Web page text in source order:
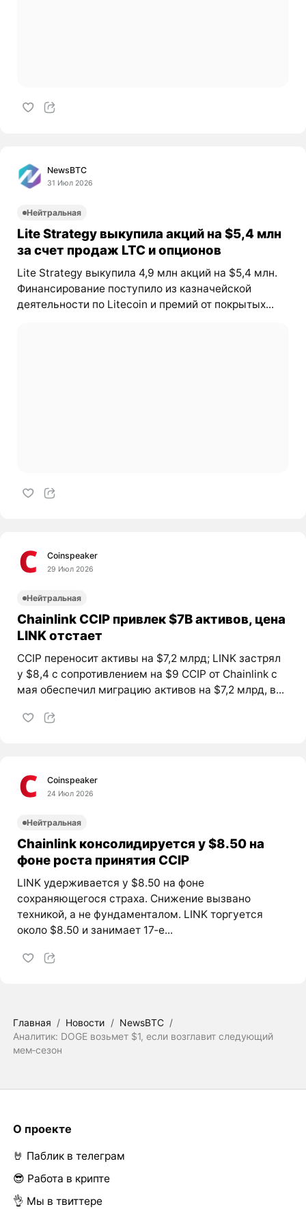
NewsBTC
31 Июл 2026
Нейтральная
Lite Strategy выкупила акций на $5,4 млн
за счет продаж LTC и опционов
Lite Strategy выкупила 4,9 млн акций на $5,4 млн.
Финансирование поступило из казначейской
деятельности по Litecoin и премий от покрытых...
Coinspeaker
29 Июл 2026
Нейтральная
Chainlink CCIP привлек $7B активов, цена
LINK отстает
CCIP переносит активы на $7,2 млрд; LINK застрял
у $8,4 с сопротивлением на $9 CCIP от Chainlink с
мая обеспечил миграцию активов на $7,2 млрд, в...
Coinspeaker
24 Июл 2026
Нейтральная
Chainlink консолидируется у $8.50 на
фоне роста принятия CCIP
LINK удерживается у $8.50 на фоне
сохраняющегося страха. Снижение вызвано
техникой, а не фундаменталом. LINK торгуется
около $8.50 и занимает 17‑е...
Главная / Новости / NewsBTC /
Аналитик: DOGE возьмет $1, если возглавит следующий
мем‑сезон
О проекте
🤘 Паблик в телеграм
😎 Работа в крипте
👌 Мы в твиттере